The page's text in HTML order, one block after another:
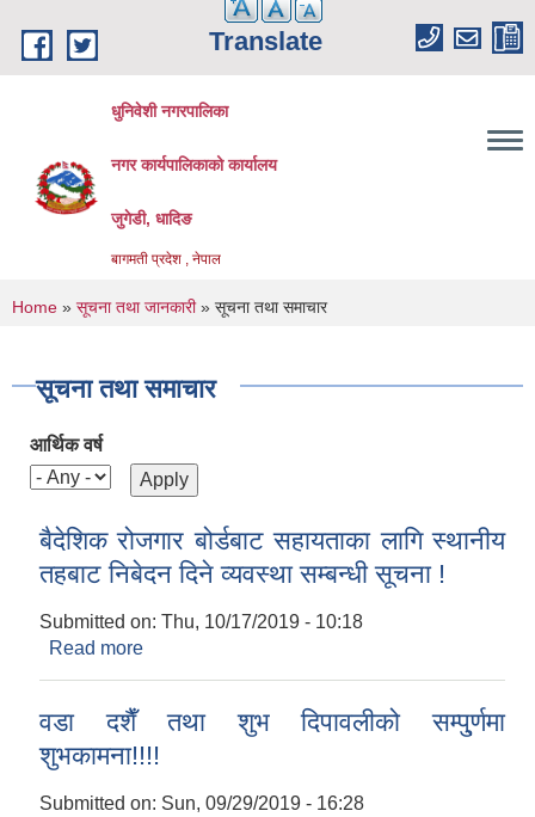
Translate
धुनिवेशी नगरपालिका
नगर कार्यपालिकाको कार्यालय
जुगेडी, धादिङ
बागमती प्रदेश , नेपाल
You are here
Home » सूचना तथा जानकारी» सूचना तथा समाचार
सूचना तथा समाचार
आर्थिक वर्ष
बैदेशिक रोजगार बोर्डबाट सहायताका लागि स्थानीय
तहबाट निबेदन दिने व्यवस्था सम्बन्धी सूचना !
Submitted on: Thu, 10/17/2019 - 10:18
Read more
वडा दशैँ तथा शुभ दिपावलीको सम्पु्र्णमा
शुभकामना!!!!
Submitted on: Sun, 09/29/2019 - 16:28